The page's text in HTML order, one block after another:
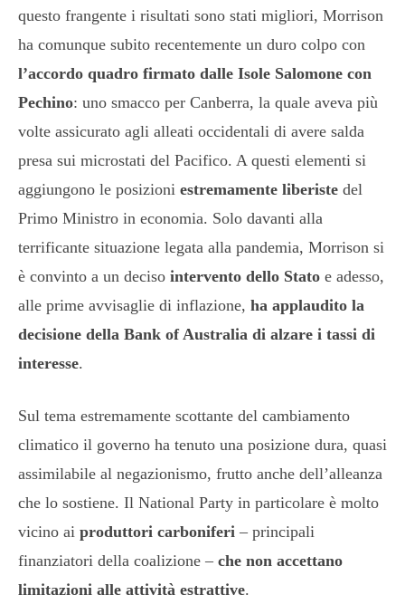
questo frangente i risultati sono stati migliori, Morrison
ha comunque subito recentemente un duro colpo con
l’accordo quadro firmato dalle Isole Salomone con
Pechino: uno smacco per Canberra, la quale aveva più
volte assicurato agli alleati occidentali di avere salda
presa sui microstati del Pacifico. A questi elementi si
aggiungono le posizioni estremamente liberiste del
Primo Ministro in economia. Solo davanti alla
terrificante situazione legata alla pandemia, Morrison si
è convinto a un deciso intervento dello Stato e adesso,
alle prime avvisaglie di inflazione, ha applaudito la
decisione della Bank of Australia di alzare i tassi di
interesse.
Sul tema estremamente scottante del cambiamento
climatico il governo ha tenuto una posizione dura, quasi
assimilabile al negazionismo, frutto anche dell’alleanza
che lo sostiene. Il National Party in particolare è molto
vicino ai produttori carboniferi – principali
finanziatori della coalizione – che non accettano
limitazioni alle attività estrattive.